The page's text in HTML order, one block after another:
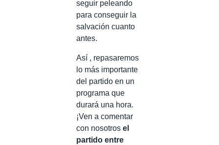
seguir peleando
para conseguir la
salvación cuanto
antes.
Así , repasaremos
lo más importante
del partido en un
programa que
durará una hora.
¡Ven a comentar
con nosotros el
partido entre